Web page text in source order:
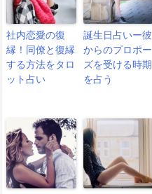
社内恋愛の復
縁！同僚と復縁
する方法をタロ
ット占い
誕生日占いー彼
からのプロポー
ズを受ける時期
を占う